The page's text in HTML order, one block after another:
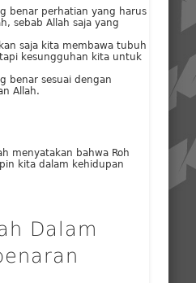
benar perhatian yang harus
sebab Allah saja yang
saja kita membawa tubuh
kesungguhan kita untuk
benar sesuai dengan
Allah.
menyatakan bahwa Roh
kita dalam kehidupan
Dalam